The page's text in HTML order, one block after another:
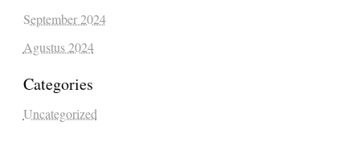
September 2024
Agustus 2024
Categories
Uncategorized